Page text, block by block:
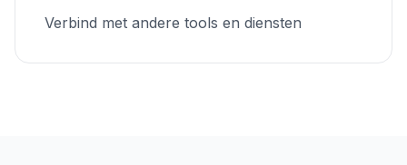
Verbind met andere tools en diensten